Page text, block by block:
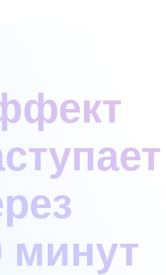
минут